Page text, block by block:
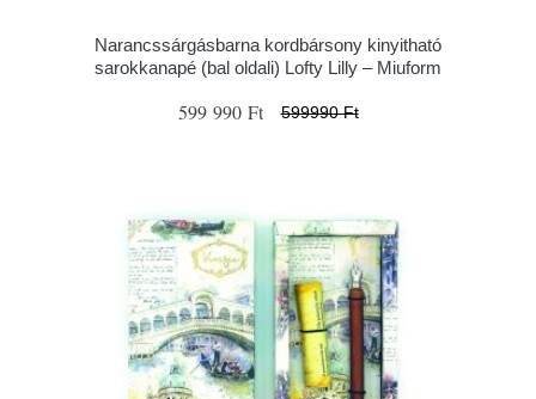
Narancssárgásbarna kordbársony kinyitható
sarokkanapé (bal oldali) Lofty Lilly – Miuform
599 990 Ft 599990 Ft